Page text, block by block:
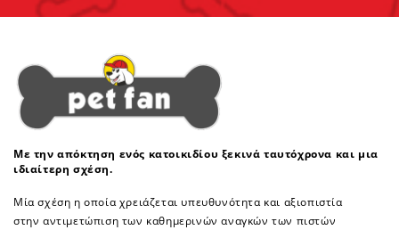
Με την απόκτηση ενός κατοικιδίου ξεκινά ταυτόχρονα και μια
ιδιαίτερη σχέση.
Μία σχέση η οποία χρειάζεται υπευθυνότητα και αξιοπιστία
στην αντιμετώπιση των καθημερινών αναγκών των πιστών